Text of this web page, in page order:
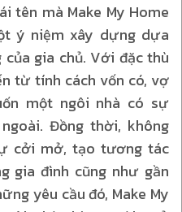
tên mà Make My Home
ý niệm xây dựng dựa
gia chủ. Với đặc thù
từ tính cách vốn có, vợ
một ngôi nhà có sự
Đồng thời, không
cởi mở, tạo tương tác
gia đình cũng như gần
yêu cầu đó, Make My